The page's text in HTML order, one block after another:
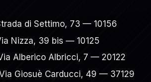
di Settimo, 73 — 10156
Nizza, 39 bis — 10125
Alberico Albricci, 7 — 20122
Giosuè Carducci, 49 — 37129